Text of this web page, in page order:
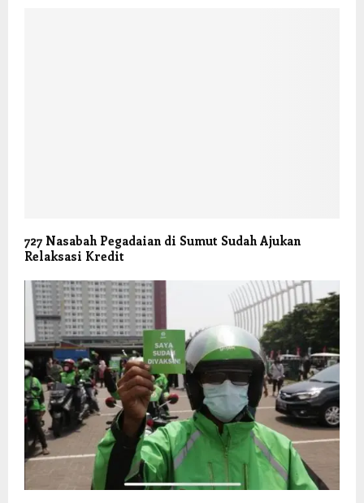
727 Nasabah Pegadaian di Sumut Sudah Ajukan
Relaksasi Kredit